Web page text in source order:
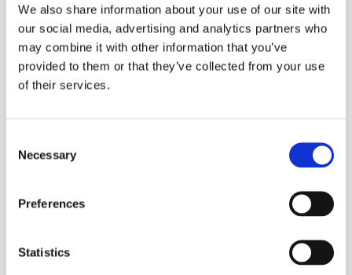
We also share information about your use of our site with
our social media, advertising and analytics partners who
may combine it with other information that you’ve
provided to them or that they’ve collected from your use
of their services.
Selection
Necessary
Preferences
Statistics
двойными субтитрами (на родном языке и
английском) или же смотри серию в дубляже, а потом
пересматривай на английском.